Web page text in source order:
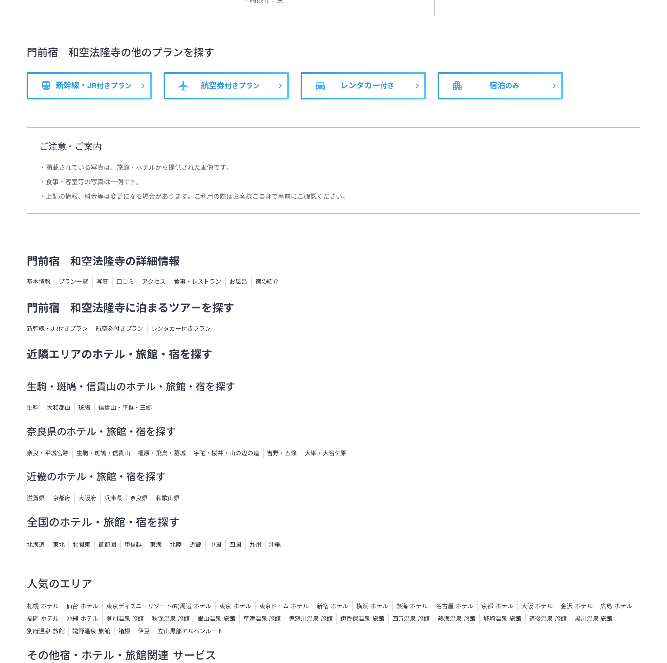
門前宿 和空法隆寺の他のプランを探す
新幹線・JR付きプラン 航空券付きプラン レンタカー付き 宿泊のみ
ご注意・ご案内
掲載されている写真は、旅館・ホテルから提供された画像です。
食事・客室等の写真は一例です。
上記の情報、料金等は変更になる場合があります。ご利用の際はお客様ご自身で事前にご確認ください。
門前宿 和空法隆寺の詳細情報
基本情報 プラン一覧 写真 口コミ アクセス 食事・レストラン お風呂 宿の紹介
門前宿 和空法隆寺に泊まるツアーを探す
新幹線・JR付きプラン 航空券付きプラン レンタカー付きプラン
近隣エリアのホテル・旅館・宿を探す
生駒・斑鳩・信貴山のホテル・旅館・宿を探す
生駒 大和郡山 斑鳩 信貴山・平群・三郷
奈良県のホテル・旅館・宿を探す
奈良・平城宮跡 生駒・斑鳩・信貴山 橿原・飛鳥・葛城 宇陀・桜井・山の辺の道 吉野・五條 大峯・大台ケ原
近畿のホテル・旅館・宿を探す
滋賀県 京都府 大阪府 兵庫県 奈良県 和歌山県
全国のホテル・旅館・宿を探す
北海道 東北 北関東 首都圏 甲信越 東海 北陸 近畿 中国 四国 九州 沖縄
人気のエリア
札幌 ホテル 仙台 ホテル 東京ディズニーリゾート(R)周辺 ホテル 東京 ホテル 東京ドーム ホテル 新宿 ホテル 横浜 ホテル 熱海 ホテル 名古屋 ホテル 京都 ホテル 大阪 ホテル 金沢 ホテル
広島 ホテル
福岡 ホテル
沖縄 ホテル 登別温泉 旅館 秋保温泉 旅館 銀山温泉 旅館 草津温泉 旅館 鬼怒川温泉 旅館 伊香保温泉 旅館 四万温泉 旅館 熱海温泉 旅館 城崎温泉 旅館 道後温泉 旅館
黒川温泉 旅館
別府温泉 旅館
嬉野温泉 旅館 箱根 伊豆 立山黒部アルペンルート
その他宿・ホテル・旅館関連 サービス